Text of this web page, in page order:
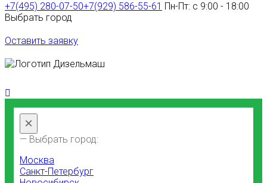
+7(495) 280-07-50+7(929) 586-55-61 Пн-Пт: с 9:00 - 18:00
Выбрать город
Оставить заявку
×
— Выбрать город:
Москва
Санкт-Петербург